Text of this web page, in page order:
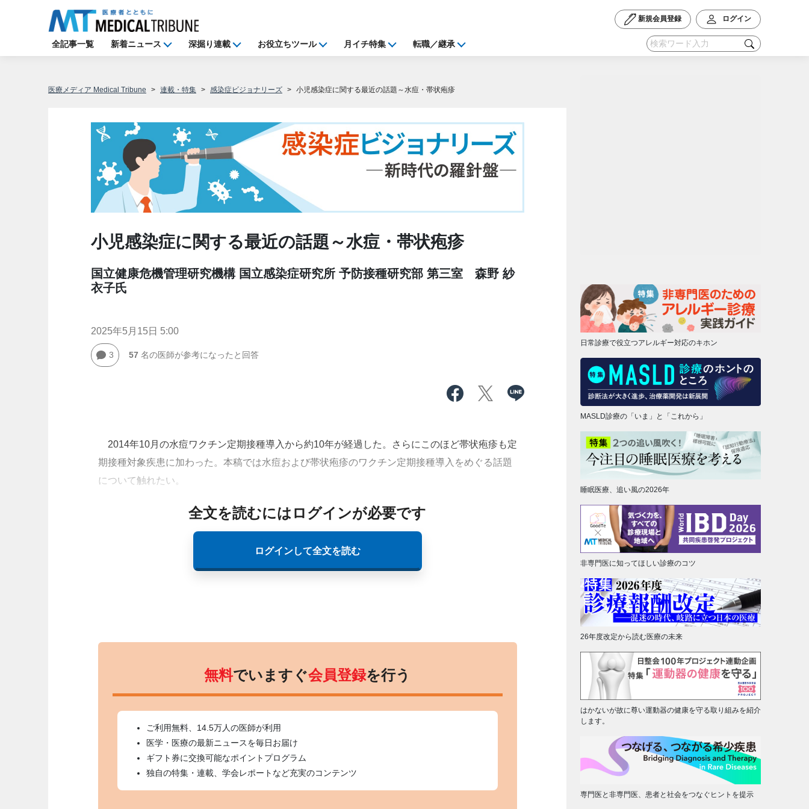
新規会員登録 ログイン
全記事一覧 新着ニュース 深掘り連載 お役立ちツール 月イチ特集 転職／継承
医療メディア Medical Tribune 連載・特集 感染症ビジョナリーズ 小児感染症に関する最近の話題～水痘・帯状疱疹
小児感染症に関する最近の話題～水痘・帯状疱疹
国立健康危機管理研究機構 国立感染症研究所 予防接種研究部 第三室 森野 紗
衣子氏
2025年5月15日 5:00
3 57名の医師が参考になったと回答
2014年10月の水痘ワクチン定期接種導入から約10年が経過した。さらにこのほど帯状疱疹も定
期接種対象疾患に加わった。本稿では水痘および帯状疱疹のワクチン定期接種導入をめぐる話題
について触れたい。
全文を読むにはログインが必要です
ログインして全文を読む
無料でいますぐ会員登録を行う
ご利用無料、14.5万人の医師が利用
医学・医療の最新ニュースを毎日お届け
ギフト券に交換可能なポイントプログラム
独自の特集・連載、学会レポートなど充実のコンテンツ
日常診療で役立つアレルギー対応のキホン
MASLD診療の「いま」と「これから」
睡眠医療、追い風の2026年
非専門医に知ってほしい診療のコツ
26年度改定から読む医療の未来
はかないが故に尊い運動器の健康を守る取り組みを紹介
します。
専門医と非専門医、患者と社会をつなぐヒントを提示